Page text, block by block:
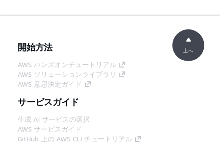
開始方法
AWS ハンズオンチュートリアル
AWS ソリューションライブラリ
AWS 意思決定ガイド
サービスガイド
生成 AI サービスの選択
AWS サービスガイド
GitHub 上の AWS CLI チュートリアル
上へ